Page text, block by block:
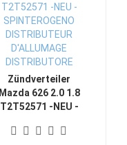
Zündverteiler
Mazda 626 2.0 1.8
T2T52571 -NEU -
DISTRIBUTEUR